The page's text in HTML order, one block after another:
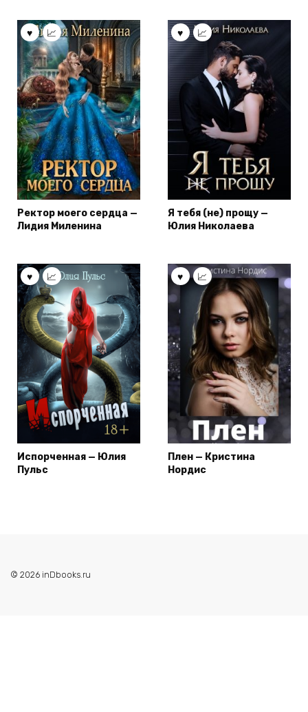
Ректор моего сердца —
Лидия Миленина
Я тебя (не) прощу —
Юлия Николаева
Испорченная — Юлия
Пульс
Плен — Кристина
Нордис
© 2026 inDbooks.ru